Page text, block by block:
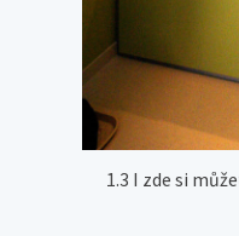
1.3 I zde si